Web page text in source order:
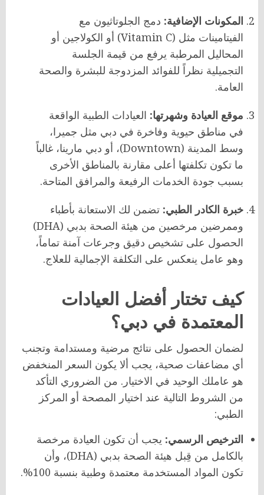
المكونات الإضافية: دمج الجلوتاثيون مع
الفيتامينات مثل (Vitamin C) أو الكولاجين أو
المحاليل المرطبة يرفع من قيمة الجلسة
التجميلية نظراً للفوائد المزدوجة للبشرة والصحة
العامة.
موقع العيادة وشهرتها: العيادات الطبية الواقعة
في مناطق حيوية وفاخرة في دبي مثل جميرا،
وسط المدينة (Downtown)، أو دبي مارينا، غالباً
ما تكون تكلفتها أعلى مقارنة بالمناطق الأخرى
بسبب جودة الخدمات الرفيعة والمرافق المتاحة.
خبرة الكادر الطبي: تضمن لك الاستعانة بأطباء
وممرضين مرخصين من هيئة الصحة بدبي (DHA)
الحصول على تشخيص دقيق وجرعات آمنة تماماً،
وهو عامل ينعكس على التكلفة الإجمالية للعلاج.
كيف تختار أفضل العيادات
المعتمدة في دبي؟
لضمان الحصول على نتائج مرضية ومستدامة وتجنب
أي مضاعفات صحية، يجب ألا يكون السعر المنخفض
هو عاملك الوحيد في الاختيار. من الضروري التأكد
من الشروط التالية عند اختيار المصحة أو المركز
الطبي:
الترخيص الرسمي: يجب أن تكون العيادة مرخصة
بالكامل من قِبل هيئة الصحة بدبي (DHA)، وأن
تكون المواد المستخدمة معتمدة وطبية بنسبة 100%.